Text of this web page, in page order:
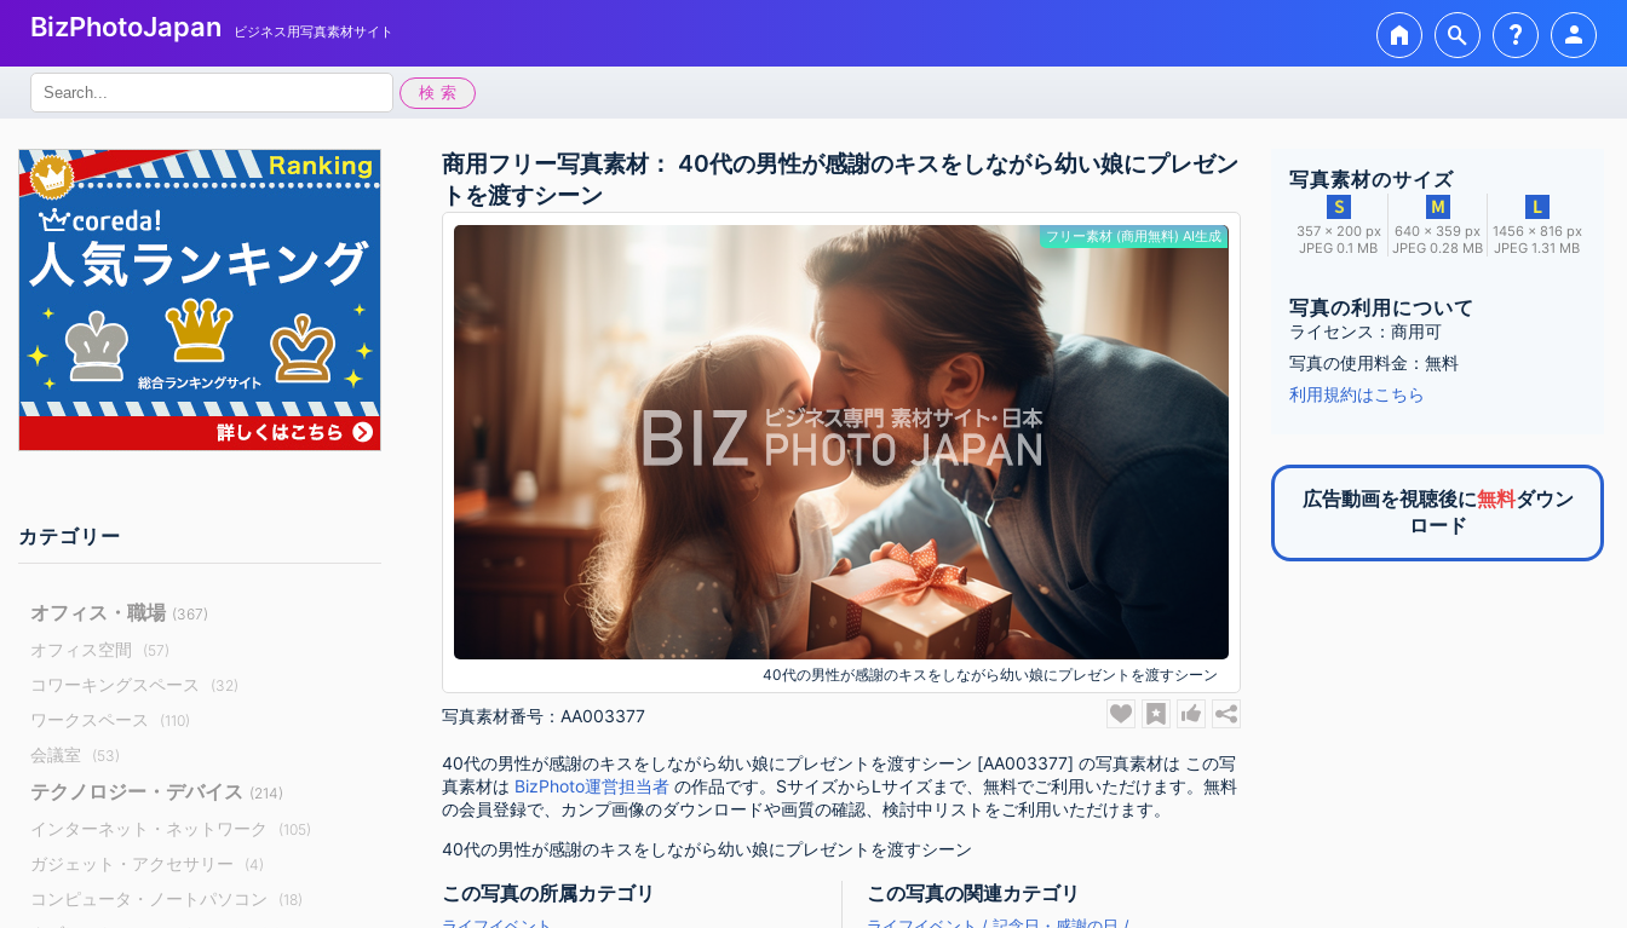
BizPhotoJapan ビジネス用写真素材サイト home search question_mark person
検
索:
検索
カテゴリー
オフィス・職場 (367)
オフィス空間 (57)
コワーキングスペース (32)
ワークスペース (110)
会議室 (53)
テクノロジー・デバイス (214)
インターネット・ネットワーク (105)
ガジェット・アクセサリー (4)
コンピュータ・ノートパソコン (18)
商用フリー写真素材： 40代の男性が感謝のキスをしながら幼い娘にプレゼン
トを渡すシーン
フリー素材 (商用無料) AI生成
40代の男性が感謝のキスをしながら幼い娘にプレゼントを渡すシーン
写真素材番号：AA003377
40代の男性が感謝のキスをしながら幼い娘にプレゼントを渡すシーン [AA003377] の写真素材は この写
真素材は BizPhoto運営担当者 の作品です。SサイズからLサイズまで、無料でご利用いただけます。無料
の会員登録で、カンプ画像のダウンロードや画質の確認、検討中リストをご利用いただけます。
40代の男性が感謝のキスをしながら幼い娘にプレゼントを渡すシーン
この写真の所属カテゴリ この写真の関連カテゴリ
写真素材のサイズ
357 × 200 px
JPEG 0.1 MB
640 × 359 px
JPEG 0.28 MB
1456 × 816 px
JPEG 1.31 MB
写真の利用について
ライセンス：商用可
写真の使用料金：無料
利用規約はこちら
広告動画を視聴後に無料ダウン
ロード